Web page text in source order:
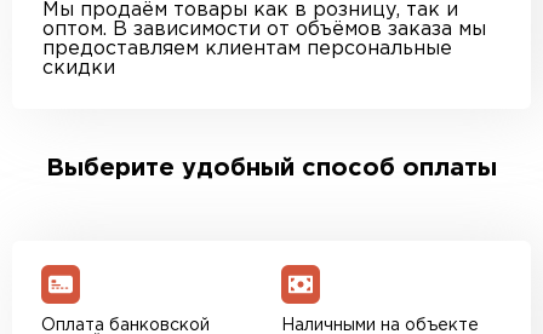
Мы продаём товары как в розницу, так и
оптом. В зависимости от объёмов заказа мы
предоставляем клиентам персональные
скидки
Выберите удобный способ оплаты
Оплата банковской
Наличными на объекте